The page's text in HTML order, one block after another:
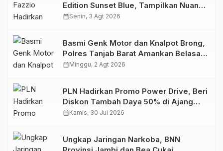
Edition Sunset Blue, Tampilkan Nuansa
Retro Summer yang Semakin Skena
calendar_monthSenin, 3 Agt 2026
Basmi Genk Motor dan Knalpot Brong,
Polres Tanjab Barat Amankan Belasan
Kendaraan
calendar_monthMinggu, 2 Agt 2026
PLN Hadirkan Promo Power Drive, Beri
Diskon Tambah Daya 50% di Ajang
GIIAS 2026
calendar_monthKamis, 30 Jul 2026
Ungkap Jaringan Narkoba, BNN